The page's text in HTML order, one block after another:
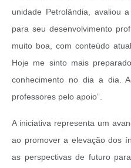
unidade Petrolândia, avaliou
para seu desenvolvimento
muito boa, com conteúdo
Hoje me sinto mais
conhecimento no dia a dia.
professores pelo apoio”.
A iniciativa representa um
ao promover a elevação dos
as perspectivas de futuro